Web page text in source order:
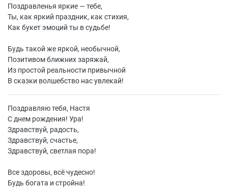
Поздравленья яркие — тебе,
Ты, как яркий праздник, как стихия,
Как букет эмоций ты в судьбе!
Будь такой же яркой, необычной,
Позитивом ближних заряжай,
Из простой реальности привычной
В сказки волшебство нас увлекай!
Поздравляю тебя, Настя
С днем рождения! Ура!
Здравствуй, радость,
Здравствуй, счастье,
Здравствуй, светлая пора!
Все здоровы, всё чудесно!
Будь богата и стройна!